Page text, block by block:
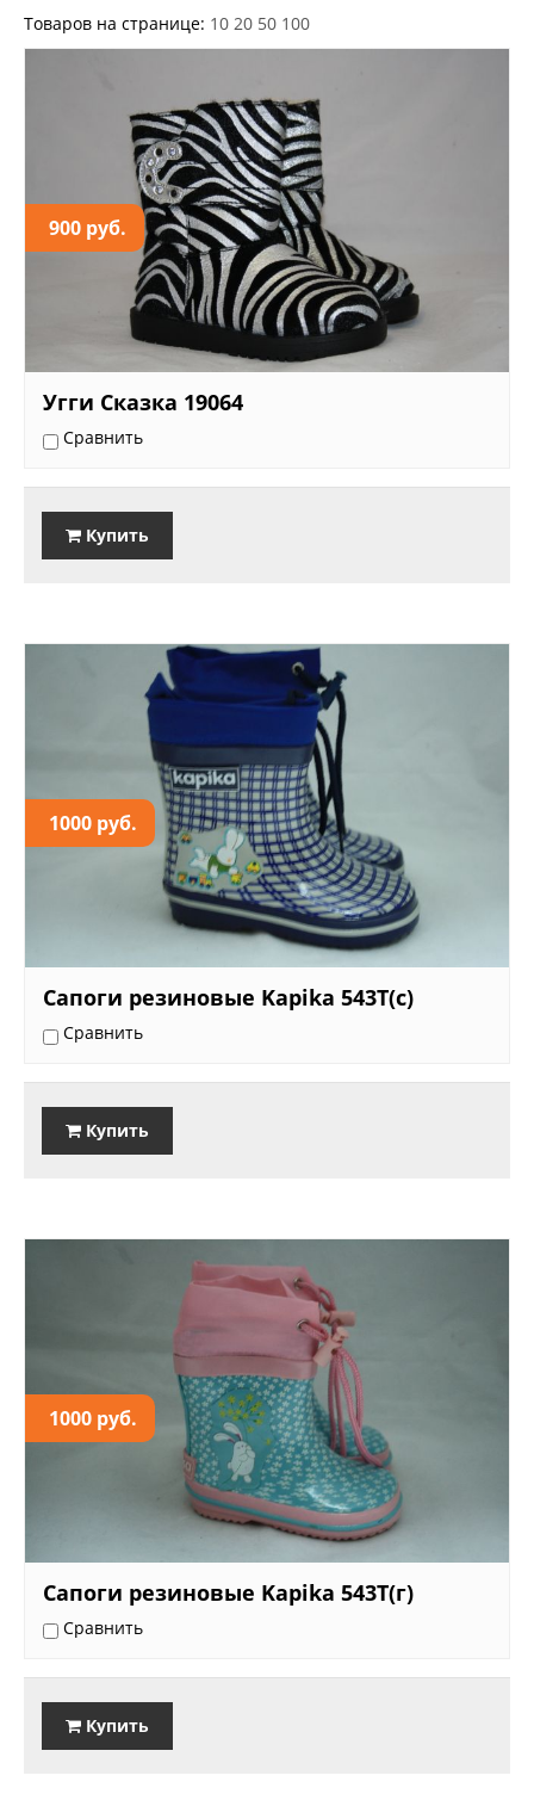
Товаров на странице: 10 20 50 100
900 руб.
Угги Сказка 19064
Сравнить
Купить
1000 руб.
Сапоги резиновые Kapika 543T(с)
Сравнить
Купить
1000 руб.
Сапоги резиновые Kapika 543T(г)
Сравнить
Купить